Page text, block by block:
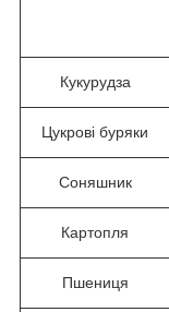
Кукурудза
Цукрові буряки
Соняшник
Картопля
Пшениця